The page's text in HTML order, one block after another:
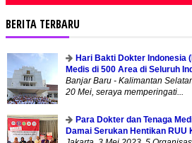
BERITA TERBARU
Hari Bakti Dokter Indonesia
Medis di 500 Area di Seluruh
Banjar Baru - Kalimantan
20 Mei, seraya memperingati...
Para Dokter dan Tenaga
Damai Serukan Hentikan RUU